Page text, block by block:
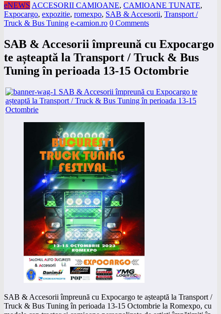
eNEWS ACCESORII CAMIOANE, CAMIOANE TUNATE,
Expocargo, expozitie, romexpo, SAB & Accesorii, Transport /
Truck & Bus Tuning e-camion.ro 0 Comments
SAB & Accesorii împreună cu Expocargo
te așteaptă la Transport / Truck & Bus
Tuning în perioada 13-15 Octombrie
SAB & Accesorii împreună cu Expocargo te așteaptă la Transport /
Truck & Bus Tuning în perioada 13-15 Octombrie la Romexpo, cu